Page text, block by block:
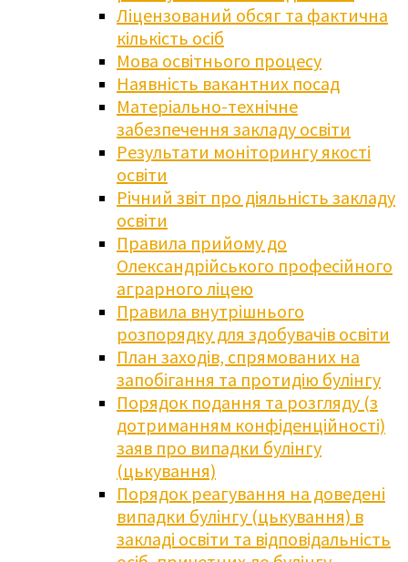
Ліцензований обсяг та фактична
кількість осіб
Мова освітнього процесу
Наявність вакантних посад
Матеріально-технічне
забезпечення закладу освіти
Результати моніторингу якості
освіти
Річний звіт про діяльність закладу
освіти
Правила прийому до
Олександрійського професійного
аграрного ліцею
Правила внутрішнього
розпорядку для здобувачів освіти
План заходів, спрямованих на
запобігання та протидію булінгу
Порядок подання та розгляду (з
дотриманням конфіденційності)
заяв про випадки булінгу
(цькування)
Порядок реагування на доведені
випадки булінгу (цькування) в
закладі освіти та відповідальність